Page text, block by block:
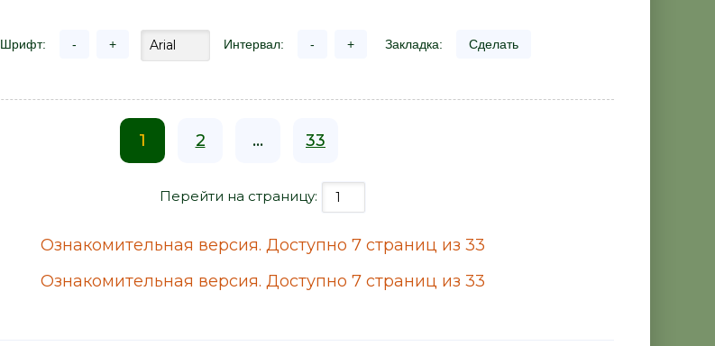
Шрифт: - + Интервал: - + Закладка: Сделать
1 2 ... 33
Перейти на страницу:
Ознакомительная версия. Доступно 7 страниц из 33
Ознакомительная версия. Доступно 7 страниц из 33